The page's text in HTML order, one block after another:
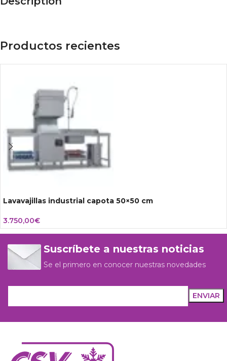
Productos recientes
Lavavajillas industrial capota 50×50 cm
3.750,00€
Suscríbete a nuestras noticias
Se el primero en conocer nuestras novedades